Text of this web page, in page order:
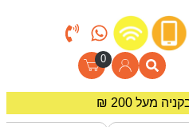
0
מעל 200 ₪
לרוכשים באתר!